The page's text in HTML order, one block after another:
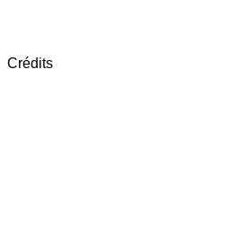
Crédits